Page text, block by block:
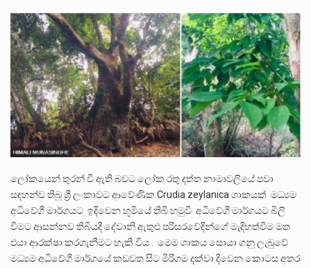
2011 වසරේදී දේශපාලන හා මානව හිමිකම් ක්‍රියාකාරීන් වන ලලිත්කුමාර් වීරරාජ් සහ කුගන් මුරුගානන්දන් යාපනයේදී අතුරුදන්…
ගොවියන්ගේ ප්‍රශ්න, ධීවරයන්ගේ ප්‍රශ්න, සෞඛය ප්‍රශ්න, වැටු ප්‍ර්ශ්න, රැකියා විරහිත ප්‍රශ්න මේ සියලු ප්‍රශ්නවලට තනි…
ලෝකයෙන් තුරන් වී ඇති බවට ලෝක රතු දත්ත නාමාවලියේ පවා
සඳහන්ව තිබූ ශ්‍රී ලංකාවට ආවේණික Crudia zeylanica ශාකයක් මධ්‍යම
අධිවේගී මාර්ගයට ඉදිවෙන භූමියේ තිබී හමුවී අධිවේගී මාර්ගයට බිලි
වීමට ආසන්නව තිබියදී දේවානි ඇතුළු පරිසරවේදීන්ගේ මැදිහත්වීම මත
එයා ආරක්ෂා කරගැනීමට හැකි විය . මෙම ශාකය සොයා ගනු ලැබුවේ
මධ්‍යම අධිවේගී මාර්ගයේ කඩවත සිට මීරිගම දක්වා දිවෙන කොටස අතර